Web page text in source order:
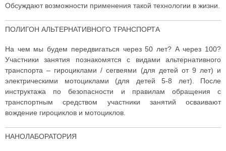
Обсуждают возможности применения такой технологии в жизни.
ПОЛИГОН АЛЬТЕРНАТИВНОГО ТРАНСПОРТА
На чем мы будем передвигаться через 50 лет? А через 100?
Участники занятия познакомятся с видами альтернативного
транспорта – гироциклами / сегвеями (для детей от 9 лет) и
электрическими мотоциклами (для детей 5-8 лет). После
инструктажа по безопасности и правилам обращения с
транспортным средством участники занятий осваивают
вождение гироциклов и мотоциклов.
НАНОЛАБОРАТОРИЯ